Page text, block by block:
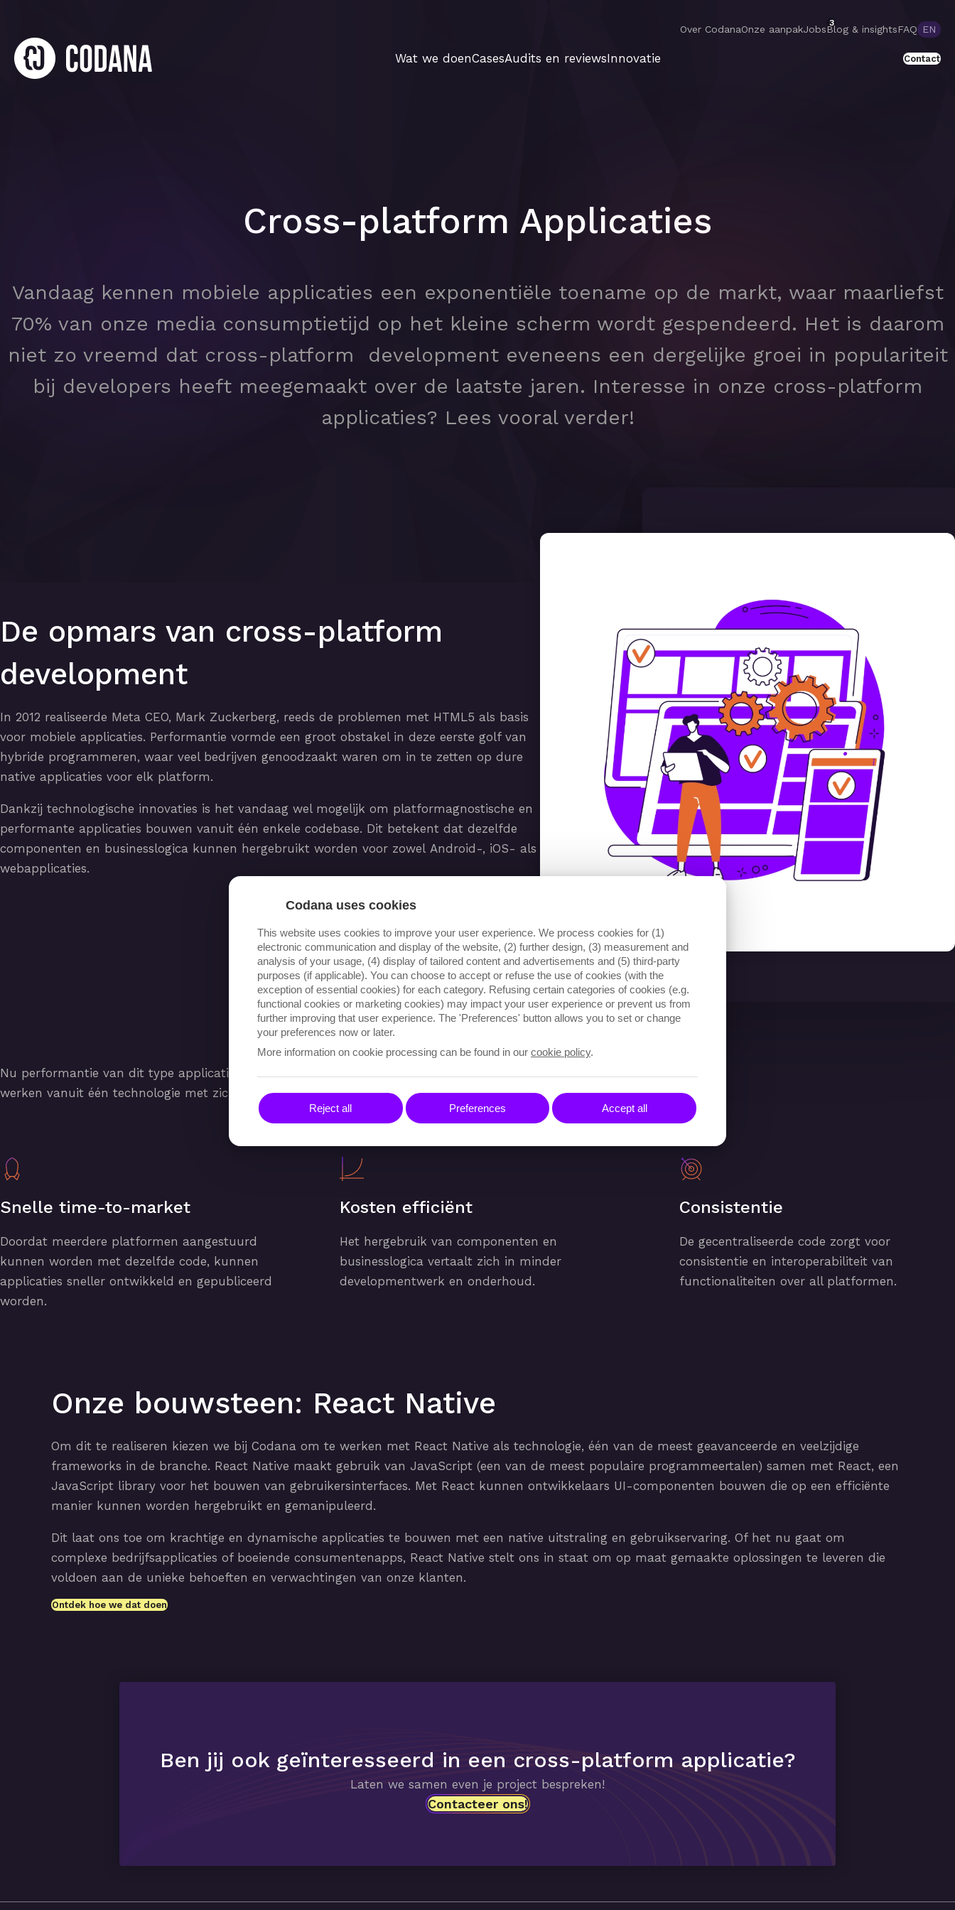
Over CodanaOnze aanpakJobs
3
Blog & insightsFAQ EN
Wat we doenCasesAudits en reviewsInnovatie Contact
Cross-platform Applicaties
Vandaag kennen mobiele applicaties een exponentiële toename op de markt, waar maarliefst
70% van onze media consumptietijd op het kleine scherm wordt gespendeerd. Het is daarom
niet zo vreemd dat cross-platform development eveneens een dergelijke groei in populariteit
bij developers heeft meegemaakt over de laatste jaren. Interesse in onze cross-platform
applicaties? Lees vooral verder!
De opmars van cross-platform
development
In 2012 realiseerde Meta CEO, Mark Zuckerberg, reeds de problemen met HTML5 als basis
voor mobiele applicaties. Performantie vormde een groot obstakel in deze eerste golf van
hybride programmeren, waar veel bedrijven genoodzaakt waren om in te zetten op dure
native applicaties voor elk platform.
Dankzij technologische innovaties is het vandaag wel mogelijk om platformagnostische en
performante applicaties bouwen vanuit één enkele codebase. Dit betekent dat dezelfde
componenten en businesslogica kunnen hergebruikt worden voor zowel Android-, iOS- als
webapplicaties.
Nu performantie van dit type applicaties geen probleem meer vormt, kunnen we kijken naar de andere voordelen die
werken vanuit één technologie met zich meebrengt.
Snelle time-to-market
Doordat meerdere platformen aangestuurd
kunnen worden met dezelfde code, kunnen
applicaties sneller ontwikkeld en gepubliceerd
worden.
Kosten efficiënt
Het hergebruik van componenten en
businesslogica vertaalt zich in minder
developmentwerk en onderhoud.
Consistentie
De gecentraliseerde code zorgt voor
consistentie en interoperabiliteit van
functionaliteiten over all platformen.
Onze bouwsteen: React Native
Om dit te realiseren kiezen we bij Codana om te werken met React Native als technologie, één van de meest geavanceerde en veelzijdige
frameworks in de branche. React Native maakt gebruik van JavaScript (een van de meest populaire programmeertalen) samen met React, een
JavaScript library voor het bouwen van gebruikersinterfaces. Met React kunnen ontwikkelaars UI-componenten bouwen die op een efficiënte
manier kunnen worden hergebruikt en gemanipuleerd.
Dit laat ons toe om krachtige en dynamische applicaties te bouwen met een native uitstraling en gebruikservaring. Of het nu gaat om
complexe bedrijfsapplicaties of boeiende consumentenapps, React Native stelt ons in staat om op maat gemaakte oplossingen te leveren die
voldoen aan de unieke behoeften en verwachtingen van onze klanten.
Ontdek hoe we dat doen
Ben jij ook geïnteresseerd in een cross-platform applicatie?
Laten we samen even je project bespreken!
Contacteer ons!
Codana uses cookies
This website uses cookies to improve your user experience. We process cookies for (1)
electronic communication and display of the website, (2) further design, (3) measurement and
analysis of your usage, (4) display of tailored content and advertisements and (5) third-party
purposes (if applicable). You can choose to accept or refuse the use of cookies (with the
exception of essential cookies) for each category. Refusing certain categories of cookies (e.g.
functional cookies or marketing cookies) may impact your user experience or prevent us from
further improving that user experience. The 'Preferences' button allows you to set or change
your preferences now or later.
More information on cookie processing can be found in our cookie policy.
Reject all Preferences Accept all